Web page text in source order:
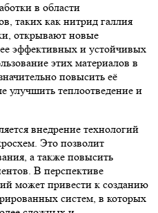
в области
таких как нитрид галлия
открывают новые
эффективных и устойчивых
этих материалов в
повысить её
улучшить теплоотведение и
внедрение технологий
Это позволит
а также повысить
В перспективе
может привести к созданию
систем, в которых